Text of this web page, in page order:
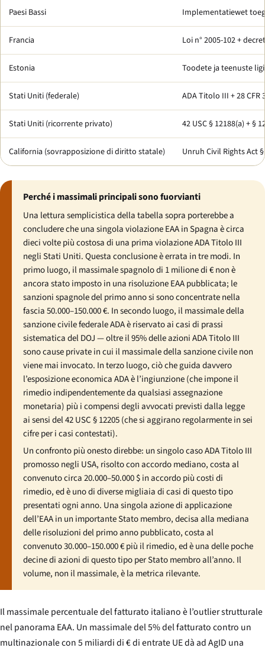
Paesi Bassi Implementatiewet
Francia Loi n° 2005-102+
Estonia Toodete ja teenuste
Stati Uniti (federale) ADA Titolo III + 28 CFR
Stati Uniti (ricorrente privato) 42 USC § 12188(a) + §
California (sovrapposizione di diritto statale) Unruh Civil Rights Act
Perché i massimali principali sono fuorvianti
Una lettura semplicistica della tabella sopra porterebbe a
concludere che una singola violazione EAA in Spagna è circa
dieci volte più costosa di una prima violazione ADA Titolo III
negli Stati Uniti. Questa conclusione è errata in tre modi. In
primo luogo, il massimale spagnolo di 1 milione di € non è
ancora stato imposto in una risoluzione EAA pubblicata; le
sanzioni spagnole del primo anno si sono concentrate nella
fascia 50.000–150.000 €. In secondo luogo, il massimale della
sanzione civile federale ADA è riservato ai casi di prassi
sistematica del DOJ — oltre il 95% delle azioni ADA Titolo III
sono cause private in cui il massimale della sanzione civile non
viene mai invocato. In terzo luogo, ciò che guida davvero
l’esposizione economica ADA è l’ingiunzione (che impone il
rimedio indipendentemente da qualsiasi assegnazione
monetaria) più i compensi degli avvocati previsti dalla legge
ai sensi del 42 USC § 12205 (che si aggirano regolarmente in sei
cifre per i casi contestati).
Un confronto più onesto direbbe: un singolo caso ADA Titolo III
promosso negli USA, risolto con accordo mediano, costa al
convenuto circa 20.000–50.000 $ in accordo più costi di
rimedio, ed è uno di diverse migliaia di casi di questo tipo
presentati ogni anno. Una singola azione di applicazione
dell’EAA in un importante Stato membro, decisa alla mediana
delle risoluzioni del primo anno pubblicato, costa al
convenuto 30.000–150.000 € più il rimedio, ed è una delle poche
decine di azioni di questo tipo per Stato membro all’anno. Il
volume, non il massimale, è la metrica rilevante.
Il massimale percentuale del fatturato italiano è l’outlier strutturale
nel panorama EAA. Un massimale del 5% del fatturato contro un
multinazionale con 5 miliardi di € di entrate UE dà ad AgID una